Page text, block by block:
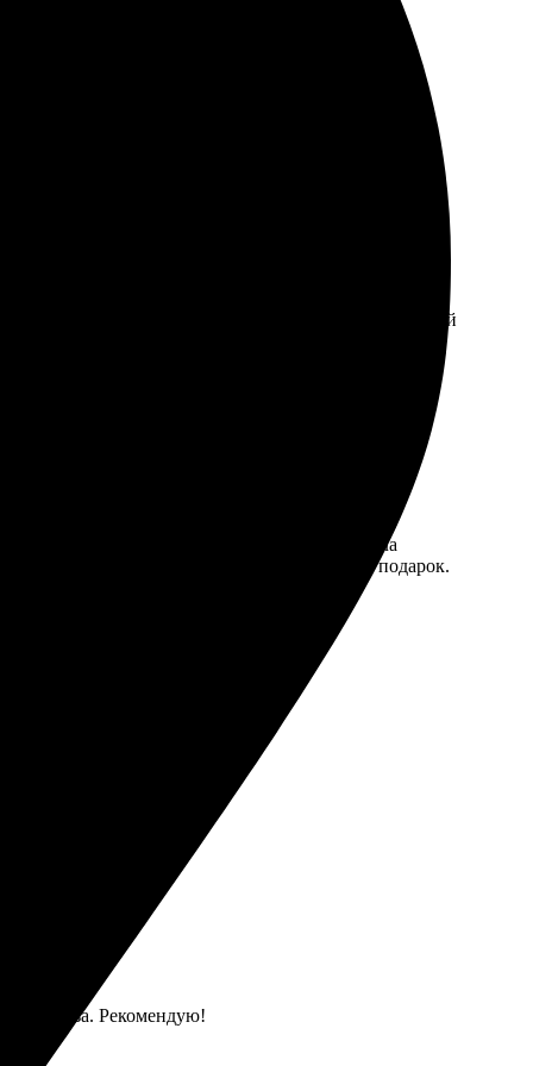
оформления прост и удобен, быстро сработали!
и интуитивно понятным. Сначала выбрала
удивлена качеством печати и оформлением. Каждый
обращаться снова.
фотографии, выбрала стиль и размер. Получила
кто хочет что-то необычное для себя или в подарок.
заказа. Рекомендую!